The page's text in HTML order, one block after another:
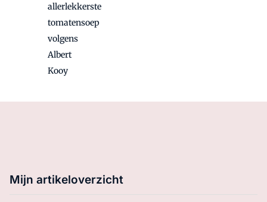
allerlekkerste
tomatensoep
volgens
Albert
Kooy
Mijn artikeloverzicht